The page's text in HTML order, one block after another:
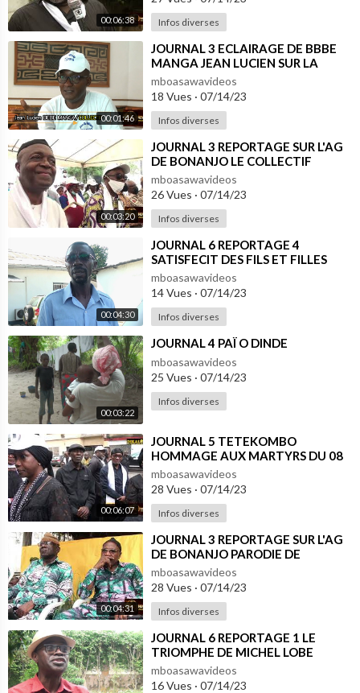
00:06:38 Infos diverses
00:01:46
⁣JOURNAL 3 ECLAIRAGE DE BBBE
MANGA JEAN LUCIEN SUR LA
LETTRE DU MINDCAF
mboasawavideos
18 Vues · 07/14/23
Infos diverses
00:03:20
⁣JOURNAL 3 REPORTAGE SUR L'AG
DE BONANJO LE COLLECTIF
ASSURE ET RASSURE
mboasawavideos
26 Vues · 07/14/23
Infos diverses
00:04:30
⁣JOURNAL 6 REPORTAGE 4
SATISFECIT DES FILS ET FILLES
BONANJO
mboasawavideos
14 Vues · 07/14/23
Infos diverses
00:03:22
⁣JOURNAL 4 PAÏ O DINDE
mboasawavideos
25 Vues · 07/14/23
Infos diverses
00:06:07
⁣JOURNAL 5 TETEKOMBO
HOMMAGE AUX MARTYRS DU 08
AOUT 1914
mboasawavideos
28 Vues · 07/14/23
Infos diverses
00:04:31
⁣JOURNAL 3 REPORTAGE SUR L'AG
DE BONANJO PARODIE DE
DIALOGUE
mboasawavideos
28 Vues · 07/14/23
Infos diverses
⁣JOURNAL 6 REPORTAGE 1 LE
TRIOMPHE DE MICHEL LOBE
EWANE A DUBAÏ
mboasawavideos
16 Vues · 07/14/23